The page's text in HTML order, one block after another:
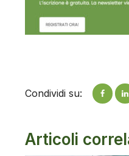
Condividi su:
Articoli